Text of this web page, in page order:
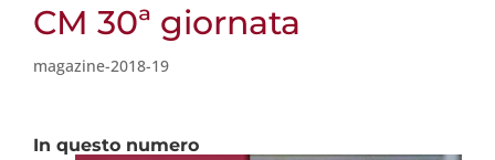
CM 30ª giornata
magazine-2018-19
In questo numero